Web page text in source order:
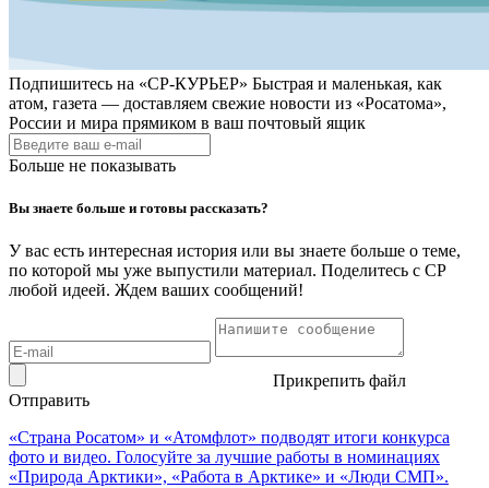
Подпишитесь на «СР-КУРЬЕР» Быстрая и маленькая, как
атом, газета — доставляем свежие новости из «Росатома»,
России и мира прямиком в ваш почтовый ящик
Больше не показывать
Вы знаете больше и готовы рассказать?
У вас есть интересная история или вы знаете больше о теме,
по которой мы уже выпустили материал. Поделитесь с СР
любой идеей. Ждем ваших сообщений!
Прикрепить файл
Отправить
«Страна Росатом» и «Атомфлот» подводят итоги конкурса
фото и видео. Голосуйте за лучшие работы в номинациях
«Природа Арктики», «Работа в Арктике» и «Люди СМП».